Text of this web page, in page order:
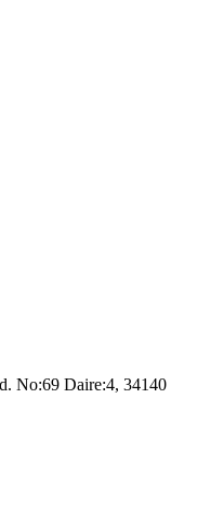
No:69 Daire:4, 34140